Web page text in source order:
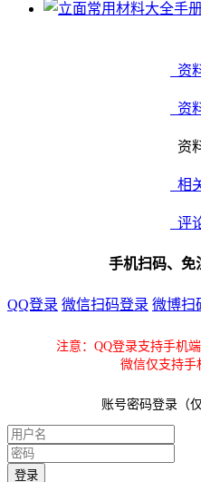
资
资
资
相
评
手机扫码、免
QQ登录 微信扫码登录 微博扫
注意：QQ登录支持手机
微信仅支持手
账号密码登录（